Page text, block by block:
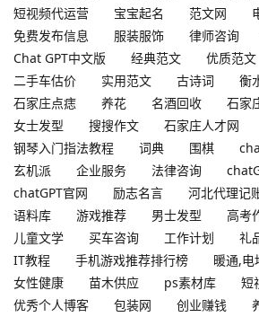
短视频代运营
宝宝起名 范文网
免费发布信息
服装服饰 律师咨询
Chat GPT中文版
经典范文 优质范文
二手车估价
实用范文 古诗词
衡
石家庄点痣
养花 名酒回收
石家
女士发型
搜搜作文
石家庄人才网
钢琴入门指法教程
词典 围棋
玄机派
企业服务 法律咨询
chatGPT官网
励志名言 河北代理记
语料库
游戏推荐 男士发型 高考
儿童文学
买车咨询 工作计划 礼
IT教程
手机游戏推荐排行榜
暖通,电
女性健康
苗木供应 ps素材库
短
优秀个人博客
包装网 创业赚钱